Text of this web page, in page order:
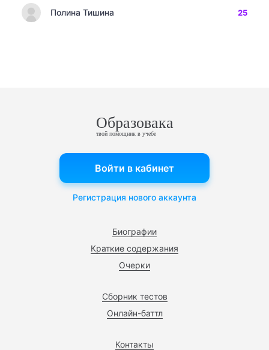
Полина Тишина 25
Образовака
твой помощник в учебе
Биографии
Краткие содержания
Очерки
Сборник тестов
Онлайн-баттл
Контакты
Войти в кабинет
Регистрация нового аккаунта